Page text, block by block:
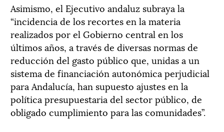
Asimismo, el Ejecutivo andaluz subraya la
“incidencia de los recortes en la materia
realizados por el Gobierno central en los
últimos años, a través de diversas normas de
reducción del gasto público que, unidas a un
sistema de financiación autonómica perjudicial
para Andalucía, han supuesto ajustes en la
política presupuestaria del sector público, de
obligado cumplimiento para las comunidades”.